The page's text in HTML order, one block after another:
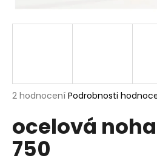
Průměrné
je
5,0
z
2 hodnocení Podrobnosti
ocelová
750
j
?